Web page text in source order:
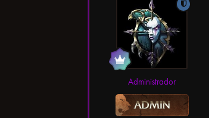
Administrador